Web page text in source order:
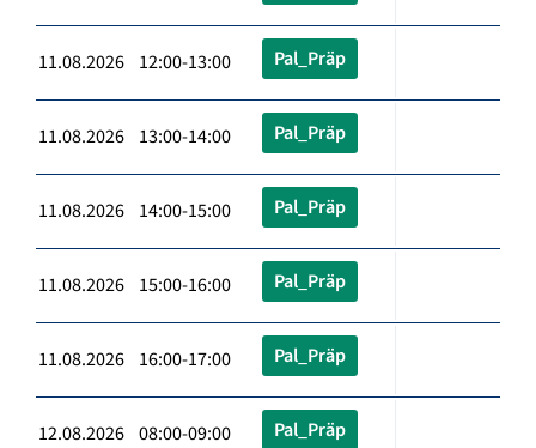
11.08.2026 12:00-13:00 Pal_Präp
11.08.2026 13:00-14:00 Pal_Präp
11.08.2026 14:00-15:00 Pal_Präp
11.08.2026 15:00-16:00 Pal_Präp
11.08.2026 16:00-17:00 Pal_Präp
12.08.2026 08:00-09:00 Pal_Präp